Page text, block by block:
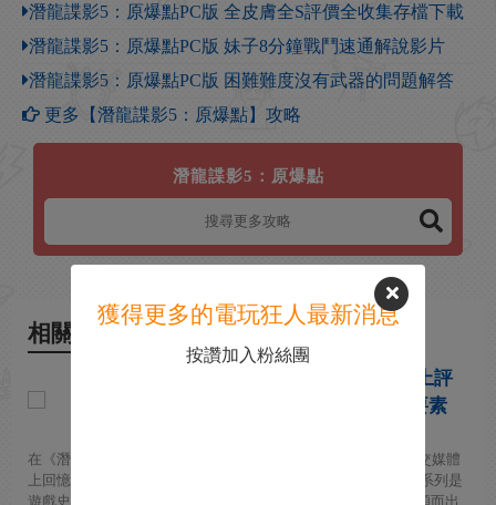
潛龍諜影5：原爆點PC版 全皮膚全S評價全收集存檔下載
潛龍諜影5：原爆點PC版 妹子8分鐘戰鬥速通解說影片
潛龍諜影5：原爆點PC版 困難難度沒有武器的問題解答
更多【潛龍諜影5：原爆點】攻略
潛龍諜影5：原爆點
相關新聞
《潛龍諜影5：原爆點》系列史上評
分最低 小島：已盡量加入遊戲要素
在《潛龍諜影5：原爆點》發售 11 年後，製作人小島秀夫在社交媒體
上回憶了這款遊戲發布時獲得大量差評的感受。 《潛龍諜影》系列是
遊戲史上最著名的系列之一，也是小島作為遊戲製作人能夠脫穎而出
獲得更多的電玩狂人最新消息
按讚加入粉絲團